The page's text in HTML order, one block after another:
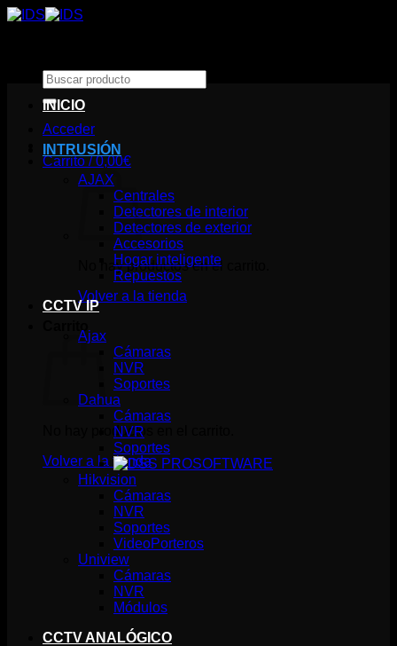
Saltar
Buscar
por:
Acceder
Carrito /0,00€
No hay productos en el carrito.
Volver a la tienda
No hay productos en el carrito.
Volver a la tienda
INICIO
INTRUSIÓN
AJAX
Centrales
Detectores de interior
Detectores de exterior
Accesorios
Hogar inteligente
Repuestos
CCTV IP
Ajax
Cámaras
NVR
Soportes
Dahua
Cámaras
NVR
Soportes
SOFTWARE
Hikvision
Cámaras
NVR
Soportes
VideoPorteros
Uniview
Cámaras
NVR
Módulos
CCTV ANALÓGICO